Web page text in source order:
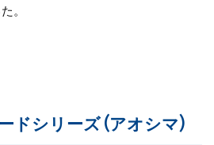
。
ドシリーズ (アオシマ)